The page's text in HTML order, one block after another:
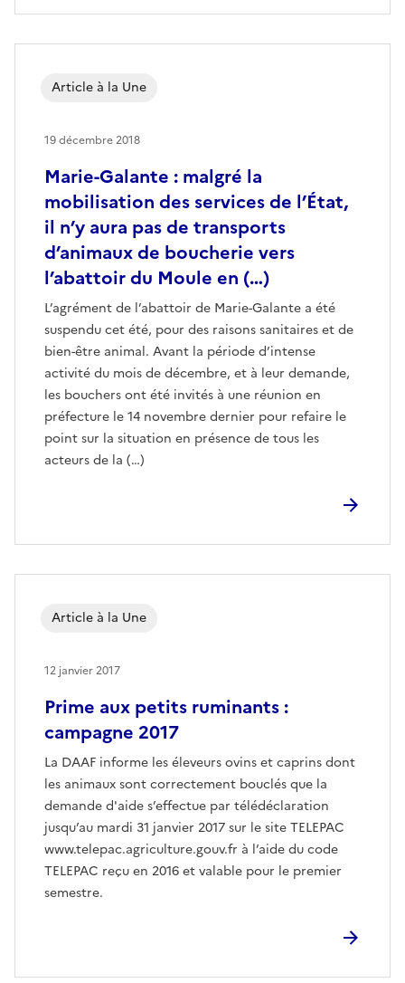
Marie-Galante : malgré la
mobilisation des services de l’État,
il n’y aura pas de transports
d’animaux de boucherie vers
l’abattoir du Moule en (…)
L’agrément de l’abattoir de Marie-Galante a été
suspendu cet été, pour des raisons sanitaires et de
bien-être animal. Avant la période d’intense
activité du mois de décembre, et à leur demande,
les bouchers ont été invités à une réunion en
préfecture le 14 novembre dernier pour refaire le
point sur la situation en présence de tous les
acteurs de la (…)
Article à la Une
19 décembre 2018
Prime aux petits ruminants :
campagne 2017
La DAAF informe les éleveurs ovins et caprins dont
les animaux sont correctement bouclés que la
demande d'aide s’effectue par télédéclaration
jusqu’au mardi 31 janvier 2017 sur le site TELEPAC
www.telepac.agriculture.gouv.fr à l’aide du code
TELEPAC reçu en 2016 et valable pour le premier
semestre.
Article à la Une
12 janvier 2017